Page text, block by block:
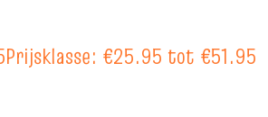
Prijsklasse: €25.95 tot €51.95